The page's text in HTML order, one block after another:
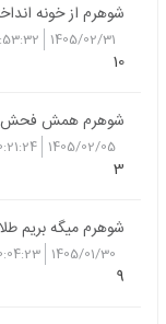
شوهرم از خونه
1405/02/31
10
شوهرم همش فحش
1405/02/05
3
شوهرم میگه بریم
1405/01/30
9